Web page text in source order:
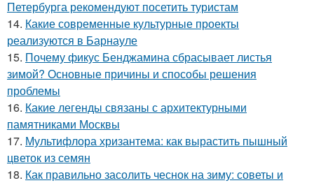
Петербурга рекомендуют посетить туристам
14. Какие современные культурные проекты
реализуются в Барнауле
15. Почему фикус Бенджамина сбрасывает листья
зимой? Основные причины и способы решения
проблемы
16. Какие легенды связаны с архитектурными
памятниками Москвы
17. Мультифлора хризантема: как вырастить пышный
цветок из семян
18. Как правильно засолить чеснок на зиму: советы и